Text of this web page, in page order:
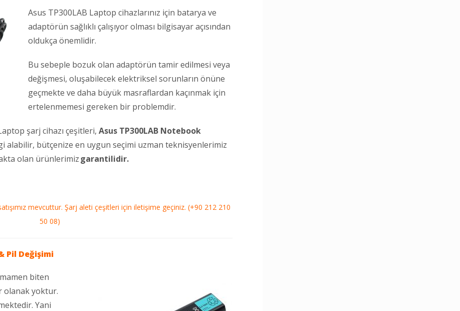
Asus TP300LAB Laptop cihazlarınız için batarya ve
adaptörün sağlıklı çalışıyor olması bilgisayar açısından
oldukça önemlidir.
Bu sebeple bozuk olan adaptörün tamir edilmesi veya
değişmesi, oluşabilecek elektriksel sorunların önüne
geçmekte ve daha büyük masraflardan kaçınmak için
ertelenmemesi gereken bir problemdir.
şarj cihazı çeşitleri, Asus TP300LAB Notebook
alabilir, bütçenize en uygun seçimi uzman teknisyenlerimiz
olan ürünlerimizgarantilidir.
mevcuttur. Şarj aleti çeşitleri için iletişime geçiniz. (+90 212 210
50 08)
Pil Değişimi
biten
olanak yoktur.
Yani